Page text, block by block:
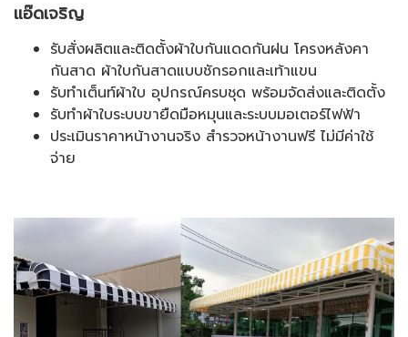
แอ๊ดเจริญ
รับสั่งผลิตและติดตั้งผ้าใบกันแดดกันฝน โครงหลังคา
กันสาด ผ้าใบกันสาดแบบชักรอกและเท้าแขน
รับทำเต็นท์ผ้าใบ อุปกรณ์ครบชุด พร้อมจัดส่งและติดตั้ง
รับทำผ้าใบระบบขายืดมือหมุนและระบบมอเตอร์ไฟฟ้า
ประเมินราคาหน้างานจริง สำรวจหน้างานฟรี ไม่มีค่าใช้
จ่าย